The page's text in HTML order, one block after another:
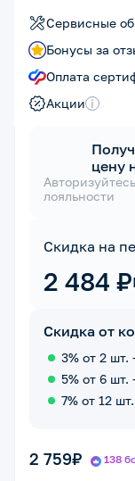
Сервисные
Бонусы за
Оплата
Акции i
цену
лояльности
Скидка на
2 484 ₽
Скидка от
3% от 2 шт.
5% от 6
7% от 12
2 759₽ 138